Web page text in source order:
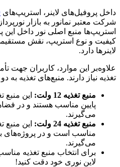
داخل پروفیل‌های لاینر، استریپ‌های
شرکت معتبر نمانور به بازار
استریپ‌ها منبع اصلی نور داخل
کیفیت و نوع استریپ، نقش
لاینرها دارد.
علاوه‌بر این موارد، کاربران جهت
تغذیه نیاز دارند. منبع‌های تغذیه
منبع تغذیه 12 ولت:
این منبع
پایین مناسب هستند و در
می‌گیرند.
منبع تغذیه 24 ولت:
این منبع
مناسب است و در پروژه‌های
می‌گیرند.
برای انتخاب منبع تغذیه مناسب
لاین نوری خود دقت کنید!